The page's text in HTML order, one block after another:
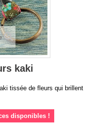
kaki
tissée de fleurs qui brillent
disponibles !